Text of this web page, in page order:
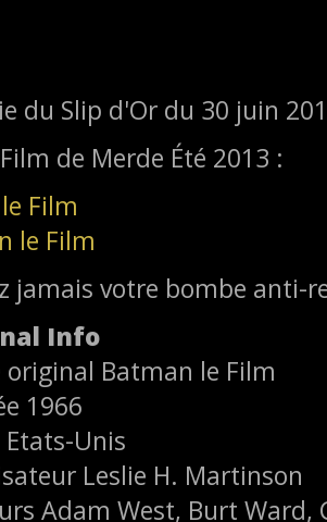
du Slip d'Or du 30 juin
de Merde Été 2013 :
Film
jamais votre bombe anti-
Info
original Batman le Film
1966
Etats-Unis
Leslie H. Martinson
Adam West, Burt Ward,